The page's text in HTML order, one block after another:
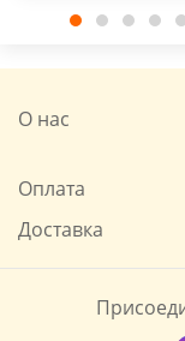
О нас
Оплата
Доставка